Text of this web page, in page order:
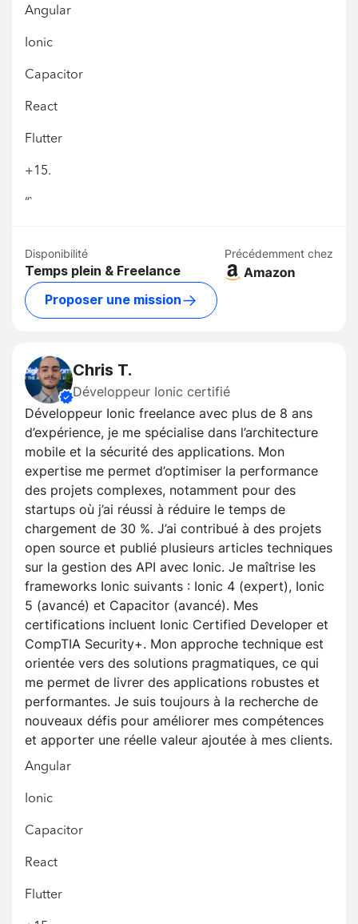
Angular
Ionic
Capacitor
React
Flutter
+15.
“`
Disponibilité
Temps plein & Freelance
Précédemment chez
Proposer une mission
Chris T.
Développeur Ionic certifié
Développeur Ionic freelance avec plus de 8 ans
d’expérience, je me spécialise dans l’architecture
mobile et la sécurité des applications. Mon
expertise me permet d’optimiser la performance
des projets complexes, notamment pour des
startups où j’ai réussi à réduire le temps de
chargement de 30 %. J’ai contribué à des projets
open source et publié plusieurs articles techniques
sur la gestion des API avec Ionic. Je maîtrise les
frameworks Ionic suivants : Ionic 4 (expert), Ionic
5 (avancé) et Capacitor (avancé). Mes
certifications incluent Ionic Certified Developer et
CompTIA Security+. Mon approche technique est
orientée vers des solutions pragmatiques, ce qui
me permet de livrer des applications robustes et
performantes. Je suis toujours à la recherche de
nouveaux défis pour améliorer mes compétences
et apporter une réelle valeur ajoutée à mes clients.
Angular
Ionic
Capacitor
React
Flutter